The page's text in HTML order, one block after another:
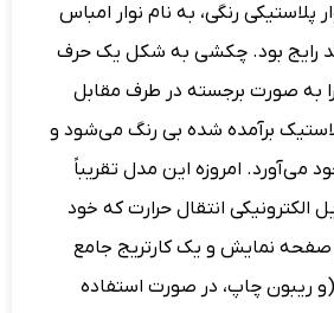
پلاستیکی رنگی، به نام نوار امباس
رایج بود. چکشی به شکل یک حرف
به صورت برجسته در طرف مقابل
برآمده شده بی رنگ می‌شود و
می‌آورد. امروزه این مدل تقریباً
الکترونیکی انتقال حرارت که خود
صفحه نمایش و یک کارتریج جامع
ریبون چاپ، در صورت استفاده